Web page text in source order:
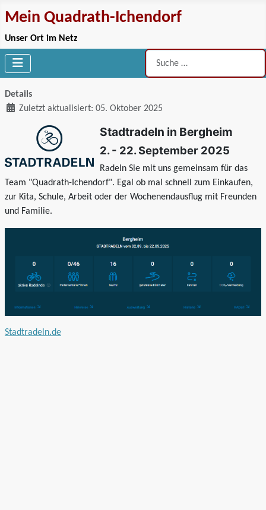
Mein Quadrath-Ichendorf
Unser Ort im Netz
Suchen
Details
Zuletzt aktualisiert: 05. Oktober 2025
Stadtradeln in Bergheim
2. - 22. September 2025
Radeln Sie mit uns gemeinsam für das
Team "Quadrath-Ichendorf". Egal ob mal schnell zum Einkaufen,
zur Kita, Schule, Arbeit oder der Wochenendausflug mit Freunden
und Familie.
Stadtradeln.de